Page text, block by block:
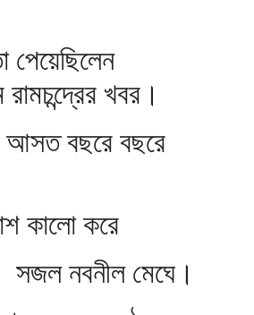
পেয়েছিলেন
রামচন্দ্রের খবর।
আসত বছরে বছরে
করে
মেঘে।